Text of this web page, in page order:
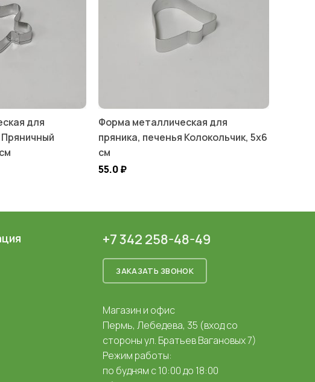
для
Форма металлическая для
пряника, печенья Колокольчик, 5х6
см
55.0₽
+7 342 258-48-49
ЗАКАЗАТЬ ЗВОНОК
Магазин и офис
Пермь, Лебедева, 35 (вход со
стороны ул. Братьев Вагановых 7)
Режим работы:
по будням с 10:00 до 18:00